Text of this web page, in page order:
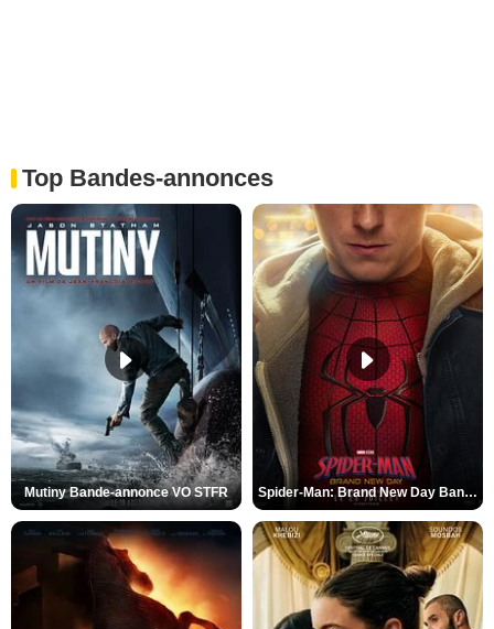
Top Bandes-annonces
Mutiny Bande-annonce VO STFR Spider-Man: Brand New Day Bande-annonce VO STFR